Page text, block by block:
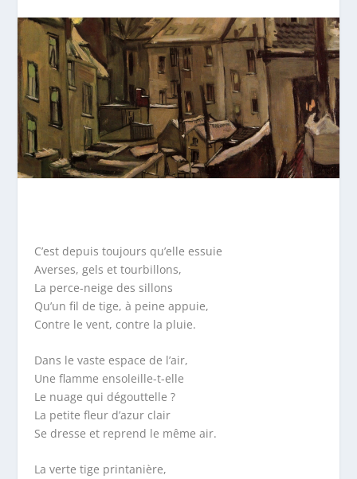
C’est depuis toujours qu’elle essuie
Averses, gels et tourbillons,
La perce-neige des sillons
Qu’un fil de tige, à peine appuie,
Contre le vent, contre la pluie.
Dans le vaste espace de l’air,
Une flamme ensoleille-t-elle
Le nuage qui dégouttelle ?
La petite fleur d’azur clair
Se dresse et reprend le même air.
La verte tige printanière,